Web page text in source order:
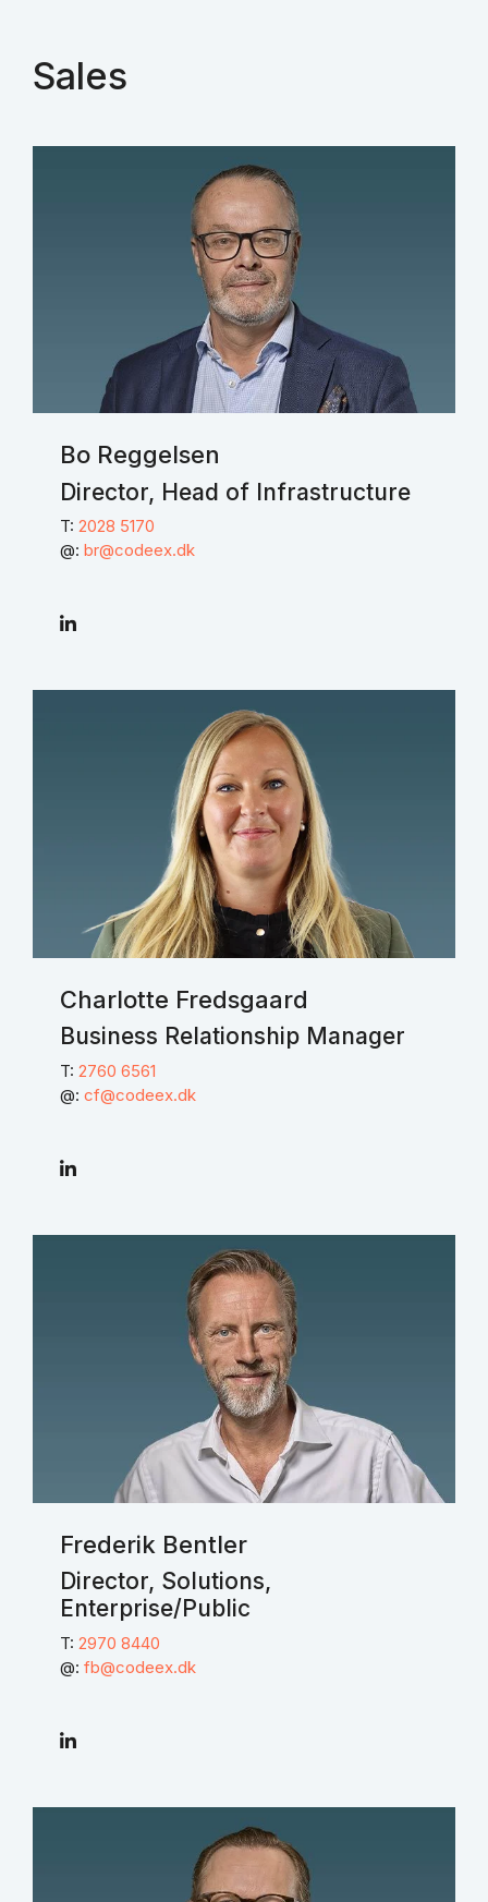
Sales
Bo Reggelsen
Director, Head of Infrastructure
T: 2028 5170
@: br@codeex.dk
Charlotte Fredsgaard
Business Relationship Manager
T: 2760 6561
@: cf@codeex.dk
Frederik Bentler
Director, Solutions,
Enterprise/Public
T: 2970 8440
@: fb@codeex.dk